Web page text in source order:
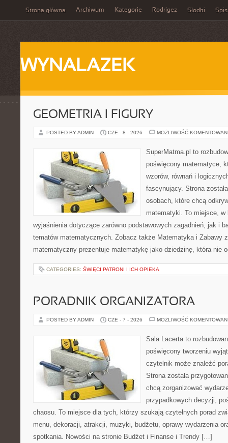
Strona główna Archiwum Kategorie Rodrigez Słodki Spis
WYNALAZEK
GEOMETRIA I FIGURY
POSTED BY ADMIN CZE - 8 - 2026 MOŻLIWOŚĆ
SuperMatma.pl to
poświęcony matematyce,
wzorów, równań i
fascynujący. Strona
osobach, które chcą
matematyki. To miejsce,
wyjaśnienia dotyczące zarówno podstawowych zagadnień, jak i
tematów matematycznych. Zobacz także Matematyka i Zabawy
matematyczny prezentuje matematykę jako dziedzinę, która nie
CATEGORIES: ŚWIĘCI PATRONI I ICH OPIEKA
PORADNIK ORGANIZATORA
POSTED BY ADMIN CZE - 7 - 2026 MOŻLIWOŚĆ
Sala Lacerta to
poświęcony tworzeniu
czytelnik może znaleźć
Strona została
chcą zorganizować
przypadkowych decyzji,
chaosu. To miejsce dla tych, którzy szukają czytelnych porad
menu, dekoracji, atrakcji, muzyki, budżetu, oprawy wydarzenia
spotkania. Nowości na stronie Budżet i Finanse i Trendy […]